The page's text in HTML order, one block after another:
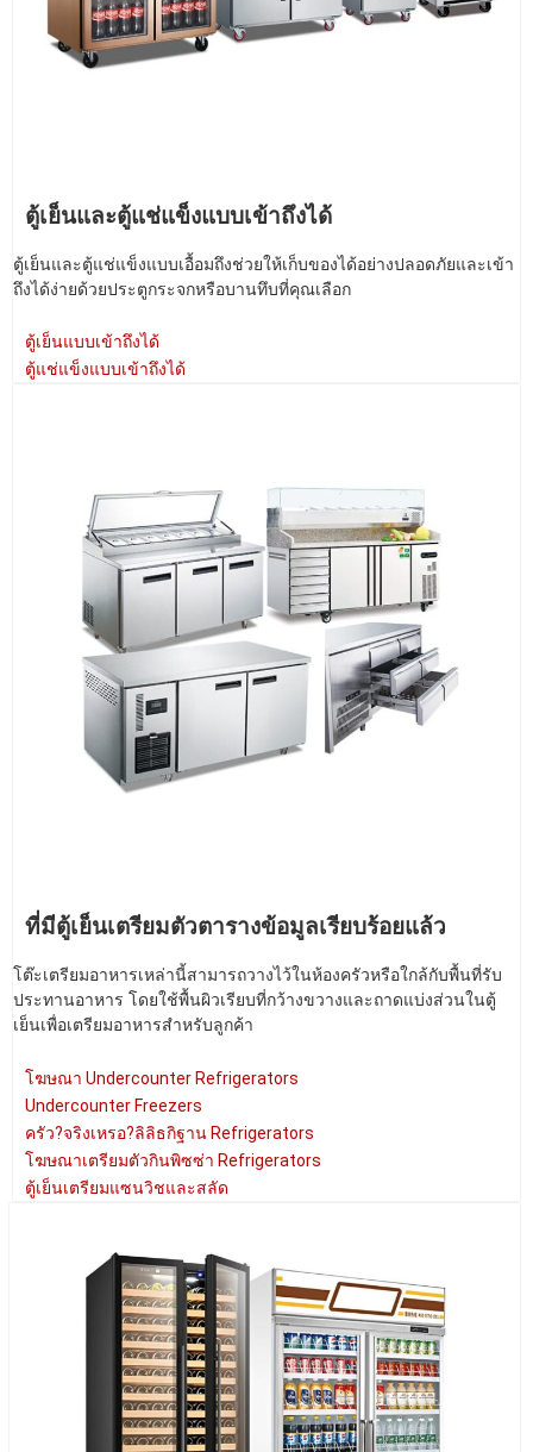
ตู้เย็นและตู้แช่แข็งแบบเข้าถึงได้
ตู้เย็นและตู้แช่แข็งแบบเอื้อมถึงช่วยให้เก็บของได้อย่างปลอดภัยและเข้า
ถึงได้ง่ายด้วยประตูกระจกหรือบานทึบที่คุณเลือก
ตู้เย็นแบบเข้าถึงได้
ตู้แช่แข็งแบบเข้าถึงได้
ที่มีตู้เย็นเตรียมตัวตารางข้อมูลเรียบร้อยแล้ว
โต๊ะเตรียมอาหารเหล่านี้สามารถวางไว้ในห้องครัวหรือใกล้กับพื้นที่รับ
ประทานอาหาร โดยใช้พื้นผิวเรียบที่กว้างขวางและถาดแบ่งส่วนในตู้
เย็นเพื่อเตรียมอาหารสำหรับลูกค้า
โฆษณา Undercounter Refrigerators
Undercounter Freezers
ครัว?จริงเหรอ?ลิลิธกิฐาน Refrigerators
โฆษณาเตรียมตัวกินพิซซ่า Refrigerators
ตู้เย็นเตรียมแซนวิชและสลัด